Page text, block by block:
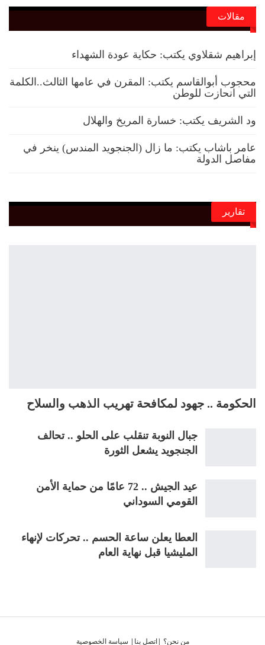
مقالات
إبراهيم شقلاوي يكتب: حكاية عودة الشهداء
محجوب أبوالقاسم يكتب: المقرن في عامها الثالث..الكلمة
التي انحازت للوطن
ود الشريف يكتب: خسارة المريخ والهلال
عامر باشاب يكتب: ما زال (الجنجويد المندس) ينخر في
مفاصل الدولة
تقارير
الحكومة .. جهود لمكافحة تهريب الذهب والسلاح
جبال النوبة تنقلب على الحلو .. تحالف
الجنجويد يشعل الثورة
عيد الجيش .. 72 عامًا من حماية الأمن
القومي السوداني
العطا يعلن ساعة الحسم .. تحركات لإنهاء
المليشيا قبل نهاية العام
من نحن؟ |اتصل بنا | سياسة الخصوصية